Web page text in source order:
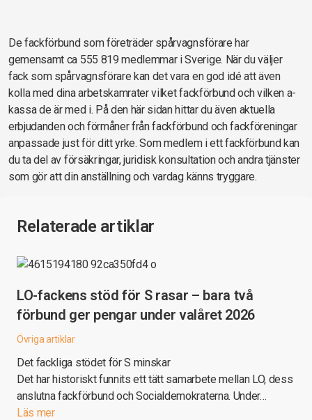
De fackförbund som företräder spårvagnsförare har
gemensamt ca 555 819 medlemmar i Sverige. När du väljer
fack som spårvagnsförare kan det vara en god idé att även
kolla med dina arbetskamrater vilket fackförbund och vilken a-
kassa de är med i. På den här sidan hittar du även aktuella
erbjudanden och förmåner från fackförbund och fackföreningar
anpassade just för ditt yrke. Som medlem i ett fackförbund kan
du ta del av försäkringar, juridisk konsultation och andra tjänster
som gör att din anställning och vardag känns tryggare.
Relaterade artiklar
LO-fackens stöd för S rasar – bara två
förbund ger pengar under valåret 2026
Övriga artiklar
Det fackliga stödet för S minskar
Det har historiskt funnits ett tätt samarbete mellan LO, dess
anslutna fackförbund och Socialdemokraterna. Under…
Läs mer